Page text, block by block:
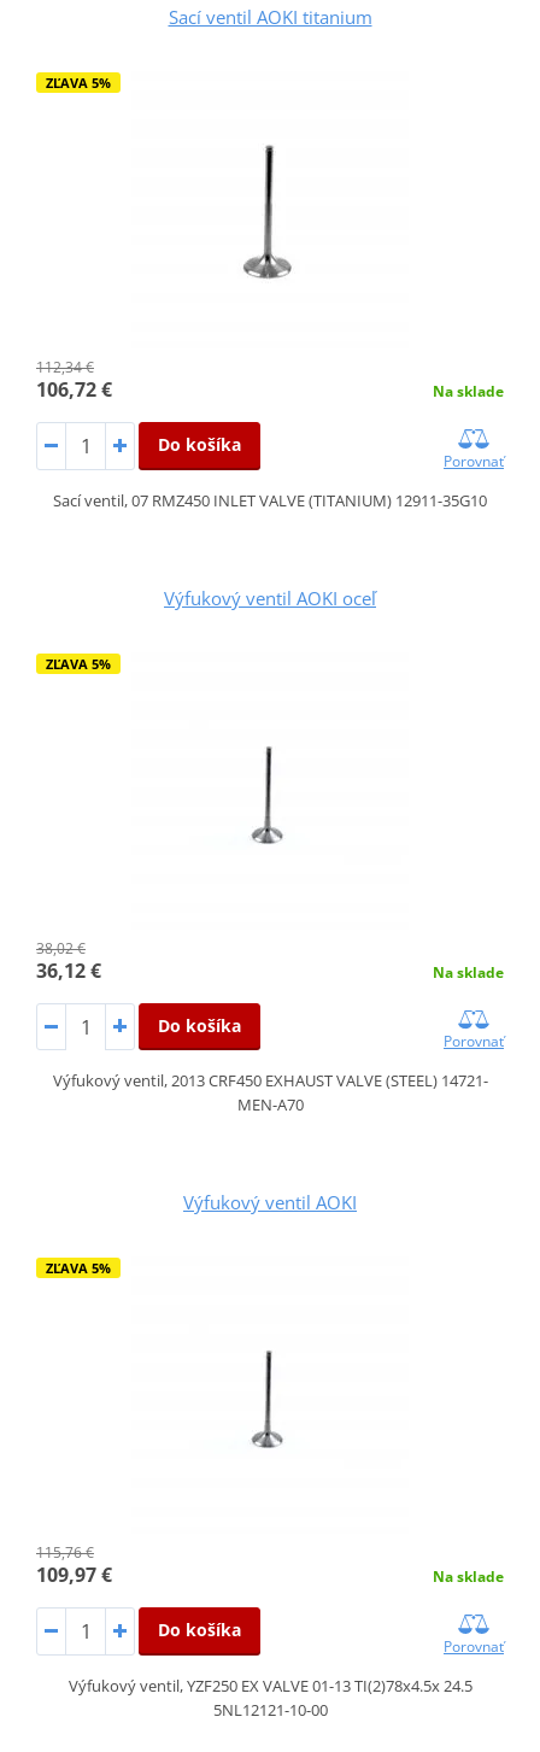
Sací ventil AOKI titanium
ZĽAVA 5%
112,34 €
106,72 € Na sklade
Do košíka
Porovnať
Sací ventil, 07 RMZ450 INLET VALVE (TITANIUM) 12911-35G10
Výfukový ventil AOKI oceľ
ZĽAVA 5%
38,02 €
36,12 € Na sklade
Do košíka
Porovnať
Výfukový ventil, 2013 CRF450 EXHAUST VALVE (STEEL) 14721-
MEN-A70
Výfukový ventil AOKI
ZĽAVA 5%
115,76 €
109,97 € Na sklade
Do košíka
Porovnať
Výfukový ventil, YZF250 EX VALVE 01-13 TI(2)78x4.5x 24.5
5NL12121-10-00